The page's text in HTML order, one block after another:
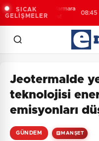
SICAK
GELİŞMELER
yağış, Marmara
rüzgar alarmı!
08:45
Jeotermalde
teknolojisi
emisyonları
GÜNDEM MANŞET